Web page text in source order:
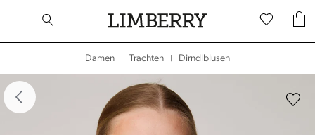
Damen Trachten Dirndlblusen
überspringen